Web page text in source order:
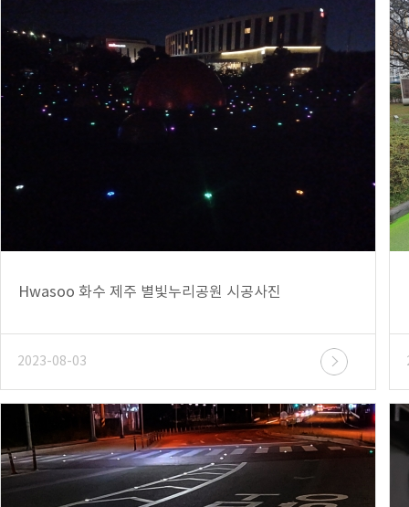
Hwasoo 화수 제주 별빛누리공원 시공사진
2023-08-03